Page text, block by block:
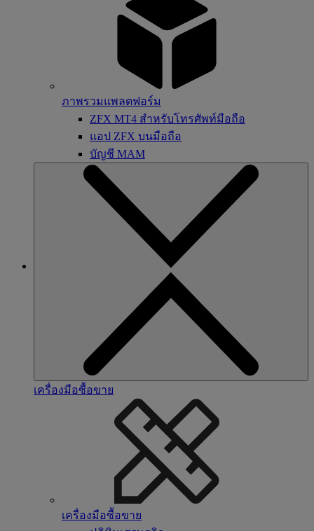
ภาพรวมแพลตฟอร์ม
ZFX MT4 สำหรับโทรศัพท์มือถือ
แอป ZFX บนมือถือ
บัญชี MAM
เครื่องมือซื้อขาย
เครื่องมือซื้อขาย